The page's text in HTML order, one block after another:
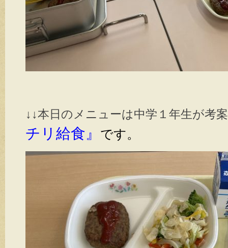
↓↓本日のメニューは中学１年生が考
チリ給食』 です。